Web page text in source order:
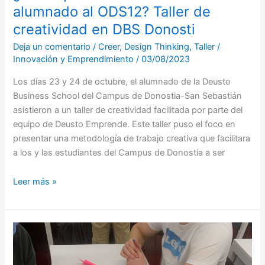
alumnado al ODS12? Taller de
creatividad en DBS Donosti
Deja un comentario /Creer, Design Thinking,Taller /
Innovación y Emprendimiento/03/08/2023
Los días 23 y 24 de octubre, el alumnado de la Deusto
Business School del Campus de Donostia-San Sebastián
asistieron a un taller de creatividad facilitada por parte del
equipo de Deusto Emprende. Este taller puso el foco en
presentar una metodología de trabajo creativa que facilitara
a los y las estudiantes del Campus de Donostia a ser
Leer más »
Taller
sobre
Generación